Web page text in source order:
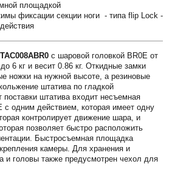
площадкой
фиксации секции ноги - типа flip Lock -
с шаровой головкой BR0E от
6 кг и весит 0.86 кг. Откидные замки
ножки на нужной высоте, а резиновые
штатива по гладкой
поставки штатива входит несъемная
с одним действием, которая имеет одну
контролирует движение шара, и
позволяет быстро расположить
Быстросъемная площадка
камеры. Для хранения и
и головы также предусмотрен чехол для